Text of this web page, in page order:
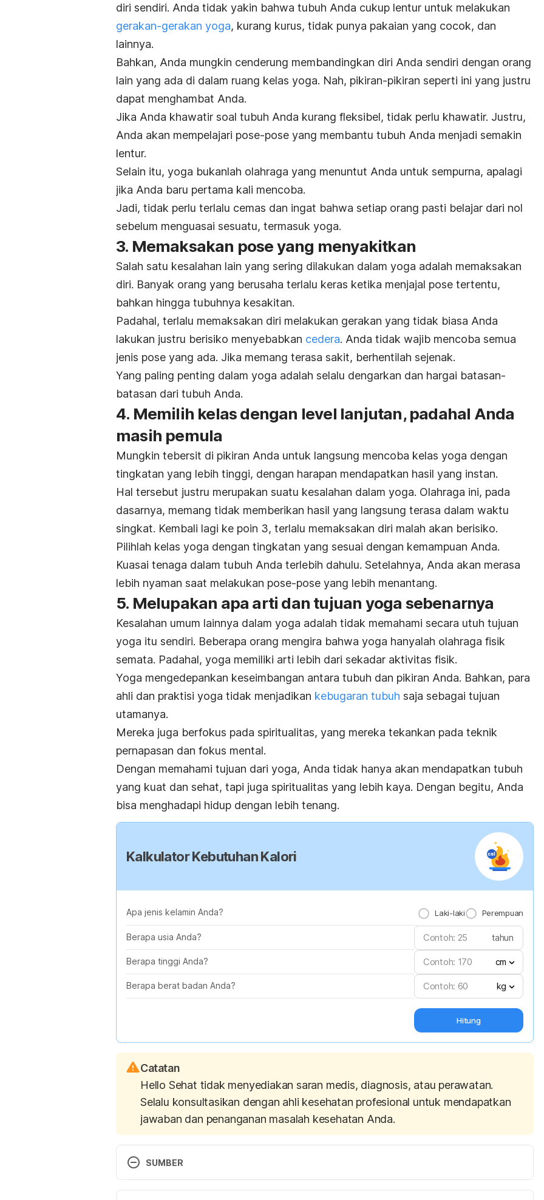
diri sendiri. Anda tidak yakin bahwa tubuh Anda cukup lentur untuk melakukan
gerakan-gerakan yoga, kurang kurus, tidak punya pakaian yang cocok, dan
lainnya.
Bahkan, Anda mungkin cenderung membandingkan diri Anda sendiri dengan orang
lain yang ada di dalam ruang kelas yoga. Nah, pikiran-pikiran seperti ini yang justru
dapat menghambat Anda.
Jika Anda khawatir soal tubuh Anda kurang fleksibel, tidak perlu khawatir. Justru,
Anda akan mempelajari pose-pose yang membantu tubuh Anda menjadi semakin
lentur.
Selain itu, yoga bukanlah olahraga yang menuntut Anda untuk sempurna, apalagi
jika Anda baru pertama kali mencoba.
Jadi, tidak perlu terlalu cemas dan ingat bahwa setiap orang pasti belajar dari nol
sebelum menguasai sesuatu, termasuk yoga.
3. Memaksakan pose yang menyakitkan
Salah satu kesalahan lain yang sering dilakukan dalam yoga adalah memaksakan
diri. Banyak orang yang berusaha terlalu keras ketika menjajal pose tertentu,
bahkan hingga tubuhnya kesakitan.
Padahal, terlalu memaksakan diri melakukan gerakan yang tidak biasa Anda
lakukan justru berisiko menyebabkan cedera. Anda tidak wajib mencoba semua
jenis pose yang ada. Jika memang terasa sakit, berhentilah sejenak.
Yang paling penting dalam yoga adalah selalu dengarkan dan hargai batasan-
batasan dari tubuh Anda.
4. Memilih kelas dengan level lanjutan, padahal Anda
masih pemula
Mungkin tebersit di pikiran Anda untuk langsung mencoba kelas yoga dengan
tingkatan yang lebih tinggi, dengan harapan mendapatkan hasil yang instan.
Hal tersebut justru merupakan suatu kesalahan dalam yoga. Olahraga ini, pada
dasarnya, memang tidak memberikan hasil yang langsung terasa dalam waktu
singkat. Kembali lagi ke poin 3, terlalu memaksakan diri malah akan berisiko.
Pilihlah kelas yoga dengan tingkatan yang sesuai dengan kemampuan Anda.
Kuasai tenaga dalam tubuh Anda terlebih dahulu. Setelahnya, Anda akan merasa
lebih nyaman saat melakukan pose-pose yang lebih menantang.
5. Melupakan apa arti dan tujuan yoga sebenarnya
Kesalahan umum lainnya dalam yoga adalah tidak memahami secara utuh tujuan
yoga itu sendiri. Beberapa orang mengira bahwa yoga hanyalah olahraga fisik
semata. Padahal, yoga memiliki arti lebih dari sekadar aktivitas fisik.
Yoga mengedepankan keseimbangan antara tubuh dan pikiran Anda. Bahkan, para
ahli dan praktisi yoga tidak menjadikan kebugaran tubuh saja sebagai tujuan
utamanya.
Mereka juga berfokus pada spiritualitas, yang mereka tekankan pada teknik
pernapasan dan fokus mental.
Dengan memahami tujuan dari yoga, Anda tidak hanya akan mendapatkan tubuh
yang kuat dan sehat, tapi juga spiritualitas yang lebih kaya. Dengan begitu, Anda
bisa menghadapi hidup dengan lebih tenang.
Kalkulator Kebutuhan Kalori
Apa jenis kelamin Anda? Laki-laki Perempuan
Berapa usia Anda? tahun
Berapa tinggi Anda? cm
Berapa berat badan Anda? kg
Hitung
Catatan
Hello Sehat tidak menyediakan saran medis, diagnosis, atau perawatan.
Selalu konsultasikan dengan ahli kesehatan profesional untuk mendapatkan
jawaban dan penanganan masalah kesehatan Anda.
SUMBER